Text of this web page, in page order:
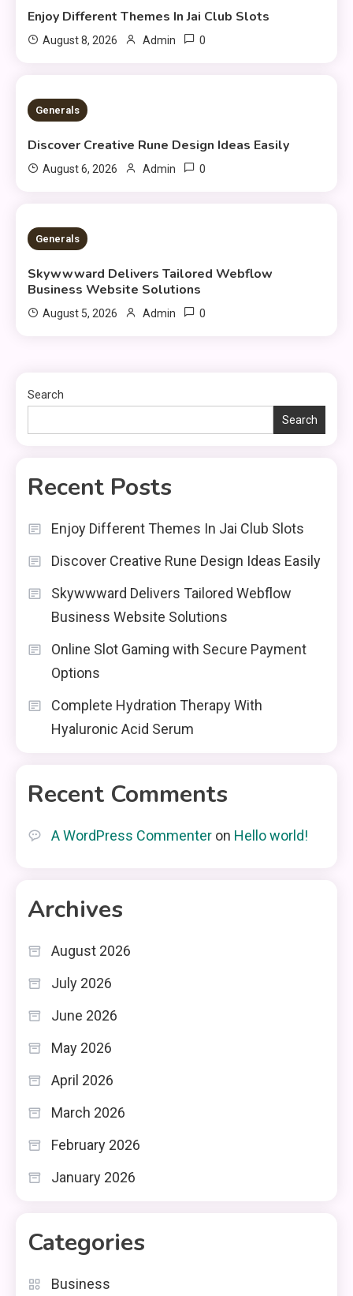
Enjoy Different Themes In Jai Club Slots
August 8, 2026 Admin 0
3 MINS READ
Generals
Discover Creative Rune Design Ideas Easily
August 6, 2026 Admin 0
3 MINS READ
Generals
Skywwward Delivers Tailored Webflow
Business Website Solutions
August 5, 2026 Admin 0
Search
Search
Recent Posts
Enjoy Different Themes In Jai Club Slots
Discover Creative Rune Design Ideas Easily
Skywwward Delivers Tailored Webflow
Business Website Solutions
Online Slot Gaming with Secure Payment
Options
Complete Hydration Therapy With
Hyaluronic Acid Serum
Recent Comments
A WordPress Commenter on Hello world!
Archives
August 2026
July 2026
June 2026
May 2026
April 2026
March 2026
February 2026
January 2026
Categories
Business